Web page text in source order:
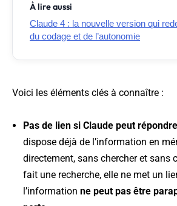
À lire aussi
Claude 4 : la nouvelle version qui
du codage et de l’autonomie
Voici les éléments clés à connaître :
Pas de lien si Claude peut
dispose déjà de l’information en
directement, sans chercher et sans
fait une recherche, elle ne met un
l’informationne peut pas être